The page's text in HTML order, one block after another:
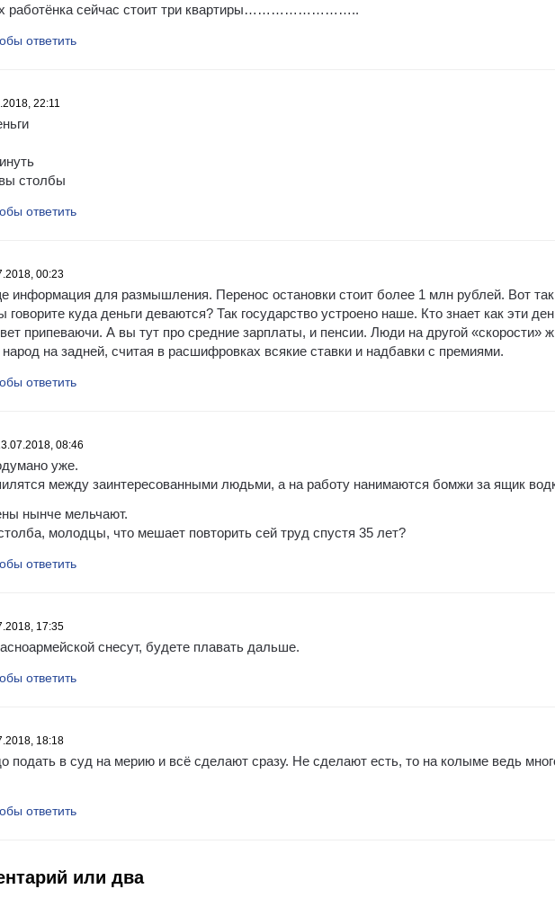
работёнка сейчас стоит три квартиры……………………..
ответить
22:11
столбы
ответить
00:23
информация для размышления. Перенос остановки стоит более 1 млн рублей. Вот
куда деньги деваются? Так государство устроено наше. Кто знает как эти
припеваючи. А вы тут про средние зарплаты, и пенсии. Люди на другой «скорости»
на задней, считая в расшифровках всякие ставки и надбавки с премиями.
ответить
08:46
уже.
между заинтересованными людьми, а на работу нанимаются бомжи за ящик
нынче мельчают.
молодцы, что мешает повторить сей труд спустя 35 лет?
ответить
17:35
снесут, будете плавать дальше.
ответить
18:18
подать в суд на мерию и всё сделают сразу. Не сделают есть, то на колыме ведь
ответить
или два